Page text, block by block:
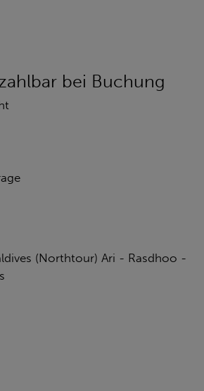
bei Buchung
(Northtour) Ari - Rasdhoo -